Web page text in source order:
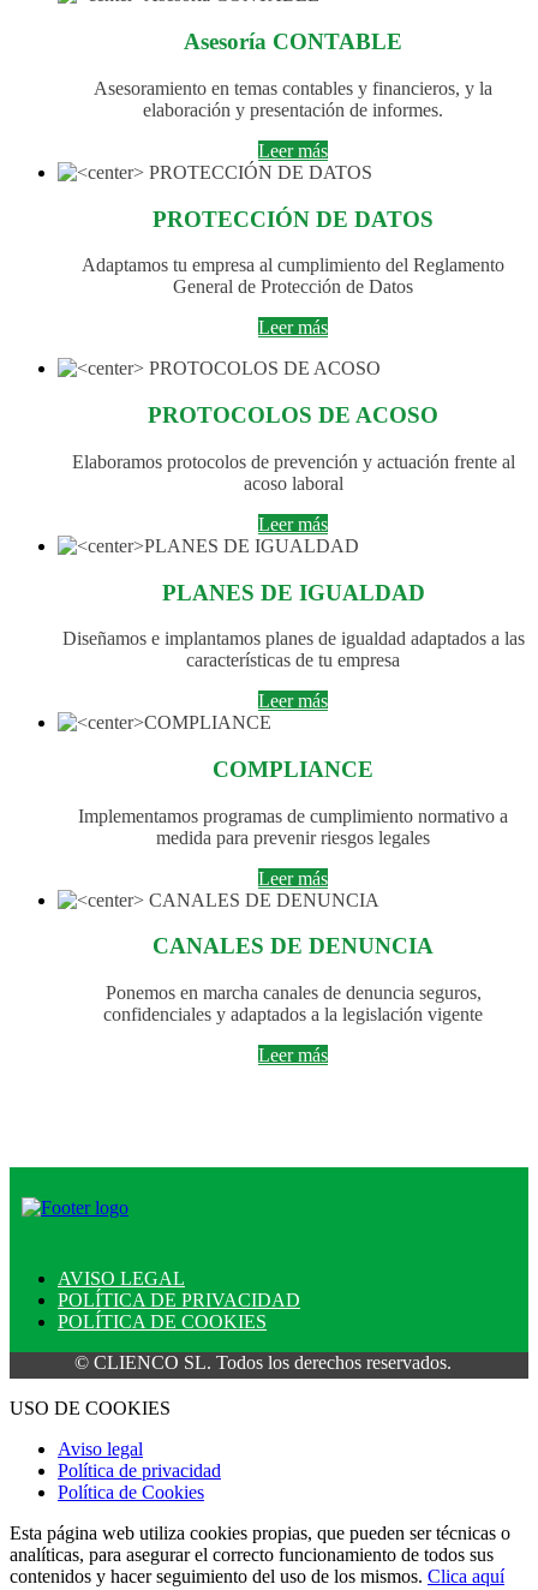
Asesoría CONTABLE
Asesoramiento en temas contables y financieros, y la
elaboración y presentación de informes.
Leer más
PROTECCIÓN DE DATOS
Adaptamos tu empresa al cumplimiento del Reglamento
General de Protección de Datos
Leer más
PROTOCOLOS DE ACOSO
Elaboramos protocolos de prevención y actuación frente al
acoso laboral
Leer más
PLANES DE IGUALDAD
Diseñamos e implantamos planes de igualdad adaptados a las
características de tu empresa
Leer más
COMPLIANCE
Implementamos programas de cumplimiento normativo a
medida para prevenir riesgos legales
Leer más
CANALES DE DENUNCIA
Ponemos en marcha canales de denuncia seguros,
confidenciales y adaptados a la legislación vigente
Leer más
AVISO LEGAL
POLÍTICA DE PRIVACIDAD
POLÍTICA DE COOKIES
© CLIENCO SL. Todos los derechos reservados.
USO DE COOKIES
Aviso legal
Política de privacidad
Política de Cookies
Esta página web utiliza cookies propias, que pueden ser técnicas o
analíticas, para asegurar el correcto funcionamiento de todos sus
contenidos y hacer seguimiento del uso de los mismos. Clica aquí